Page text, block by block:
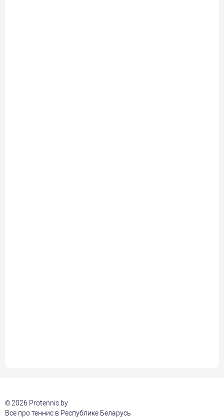
© 2026 Protennis.by
Все про теннис в Республике Беларусь